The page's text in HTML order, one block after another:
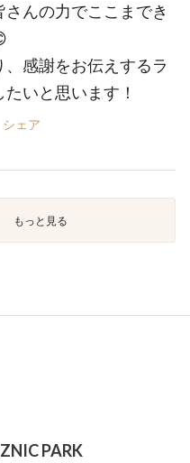
さんの力でここまでき
、感謝をお伝えするラ
たいと思います！
シェア
もっと見る
PARK